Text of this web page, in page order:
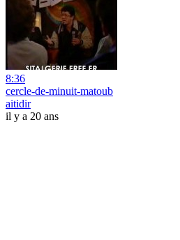
8:36
cercle-de-minuit-matoub
aitidir
il y a 20 ans